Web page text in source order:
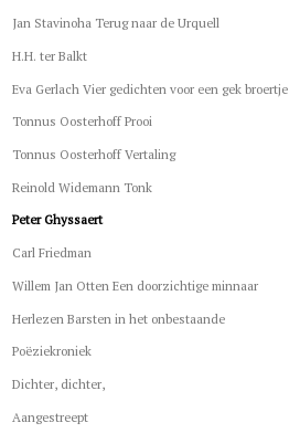
Jan Stavinoha Terug naar de Urquell
H.H. ter Balkt
Eva Gerlach Vier gedichten voor een gek broertje
Tonnus Oosterhoff Prooi
Tonnus Oosterhoff Vertaling
Reinold Widemann Tonk
Peter Ghyssaert
Carl Friedman
Willem Jan Otten Een doorzichtige minnaar
Herlezen Barsten in het onbestaande
Poëziekroniek
Dichter, dichter,
Aangestreept